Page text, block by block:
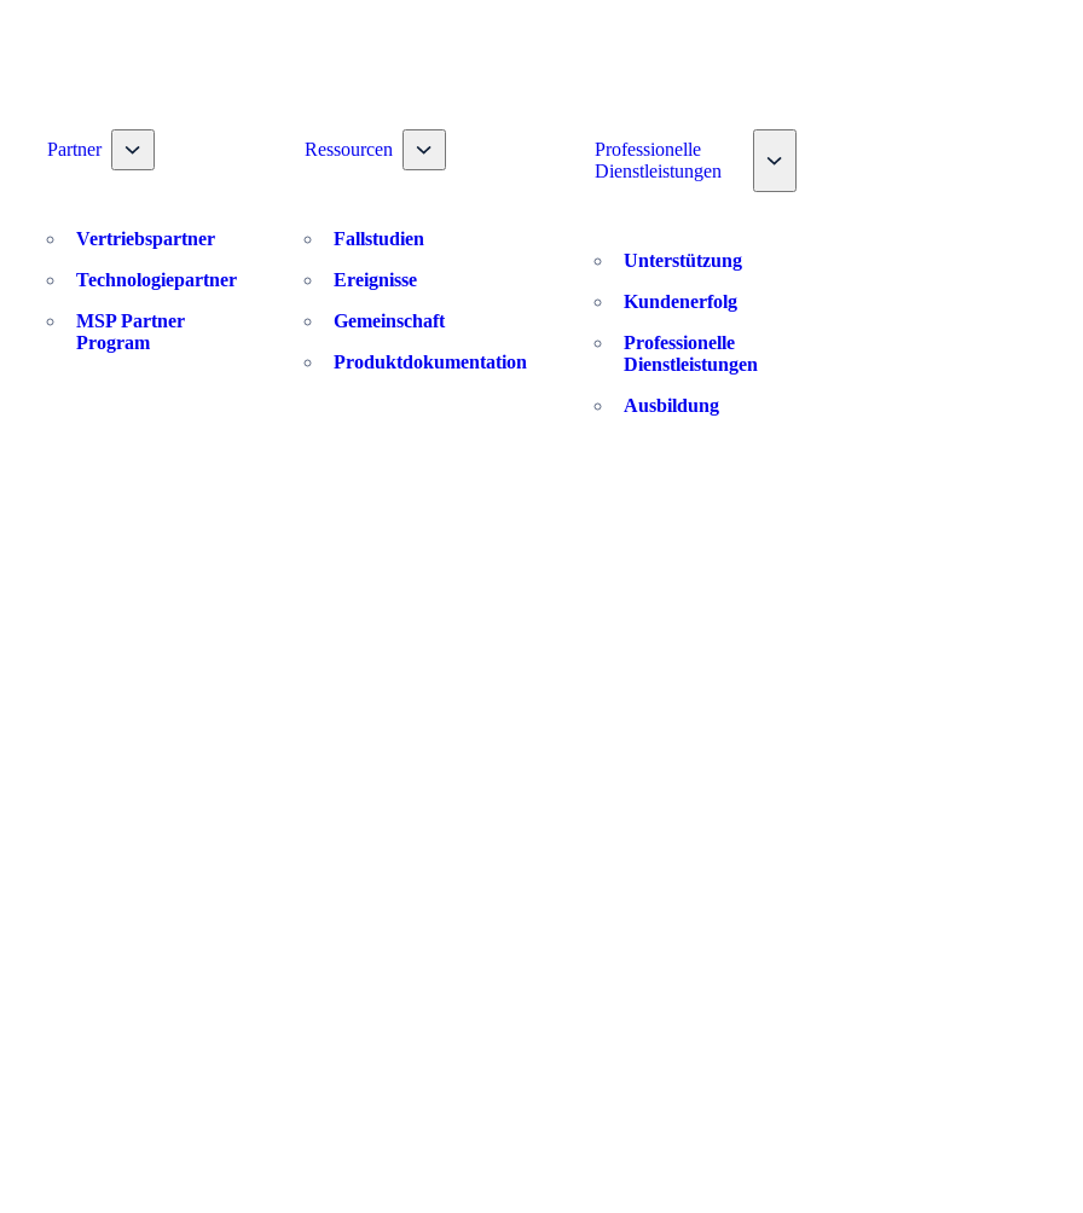
dropdown
Partner Toggle nav dropdown
Vertriebspartner
Technologiepartner
MSP Partner
Program
Ressourcen Toggle nav dropdown
Fallstudien
Ereignisse
Gemeinschaft
Produktdokumentation
Professionelle
Dienstleistungen
Toggle nav dropdown
Unterstützung
Kundenerfolg
Professionelle
Dienstleistungen
Ausbildung